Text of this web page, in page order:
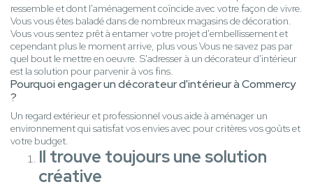
ressemble et dont l'aménagement coïncide avec votre façon de vivre.
Vous vous êtes baladé dans de nombreux magasins de décoration.
Vous vous sentez prêt à entamer votre projet d'embellissement et
cependant plus le moment arrive, plus vous Vous ne savez pas par
quel bout le mettre en oeuvre. S'adresser à un décorateur d'intérieur
est la solution pour parvenir à vos fins.
Pourquoi engager un décorateur d'intérieur à Commercy
?
Un regard extérieur et professionnel vous aide à aménager un
environnement qui satisfat vos envies avec pour critères vos goûts et
votre budget.
Il trouve toujours une solution
créative